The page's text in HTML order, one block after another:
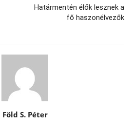
Határmentén élők lesznek a
fő haszonélvezők
Föld S. Péter